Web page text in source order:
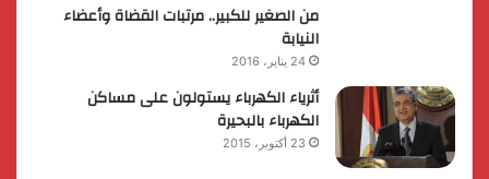
من الصغير للكبير.. مرتبات القضاة وأعضاء
النيابة
24 يناير، 2016
أثرياء الكهرباء يستولون على مساكن
الكهرباء بالبحيرة
23 أكتوبر، 2015